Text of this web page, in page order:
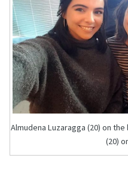
Almudena Luzaragga (20) on
(20)